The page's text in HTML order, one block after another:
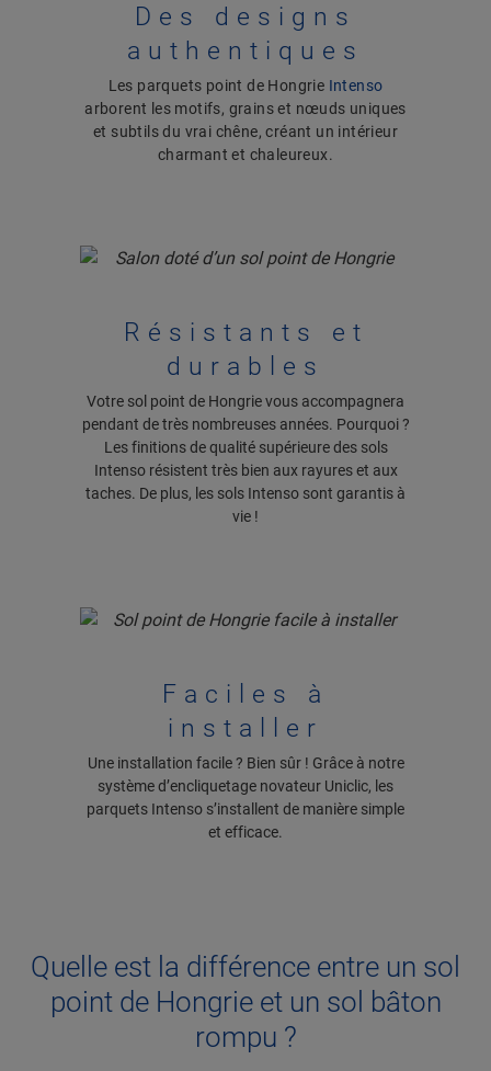
Des designs
authentiques
Les parquets point de Hongrie Intenso
arborent les motifs, grains et nœuds uniques
et subtils du vrai chêne, créant un intérieur
charmant et chaleureux.
Résistants et
durables
Votre sol point de Hongrie vous accompagnera
pendant de très nombreuses années. Pourquoi ?
Les finitions de qualité supérieure des sols
Intenso résistent très bien aux rayures et aux
taches. De plus, les sols Intenso sont garantis à
vie !
Faciles à
installer
Une installation facile ? Bien sûr ! Grâce à notre
système d’encliquetage novateur Uniclic, les
parquets Intenso s’installent de manière simple
et efficace.
Quelle est la différence entre un sol
point de Hongrie et un sol bâton
rompu ?